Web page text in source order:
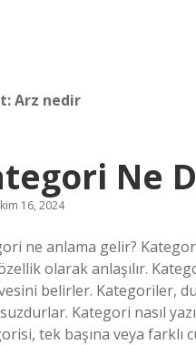
Arz nedir
Ne
16, 2024
ne anlama gelir?
olarak anlaşılır.
belirler. Kategoriler,
Kategori nasıl
tek başına veya farklı